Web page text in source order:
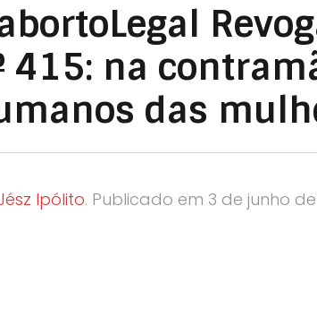
415: na
das
Ipólito. Publicado em 3 de junho de